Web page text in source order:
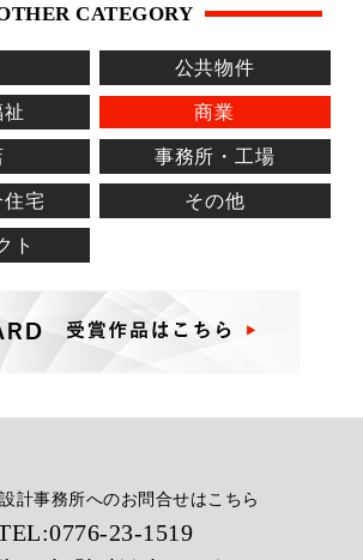
CATEGORY
公共物件
祉 商業
事務所・工場
宅 その他
ト
計事務所へのお問合せはこちら
0776-23-1519